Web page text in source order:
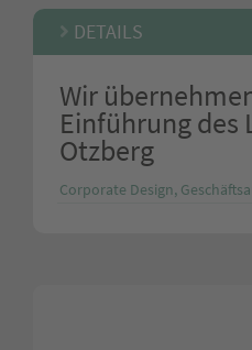
DETAILS
Wir
Einführung des
Otzberg
Corporate Design,